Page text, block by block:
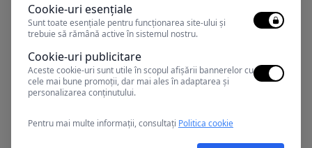
bucataria traditionala.
Restaurant european si asiatic
Bauturi: apa minerala, bauturi racoritoare, cafea, bere
si vin de tara
Meniu pentru bebelusi si copii
Pentru cina este necesara rezervarea in avans.
Inclus cu sejur minim necesar
Cookie-uri esențiale
Sunt toate esențiale pentru funcționarea site-ului și
trebuie să rămână active în sistemul nostru.
Cookie-uri publicitare
Aceste cookie-uri sunt utile în scopul afișării bannerelor cu
cele mai bune promoții, dar mai ales în adaptarea și
personalizarea conținutului.
Pentru mai multe informații, consultați Politica cookie